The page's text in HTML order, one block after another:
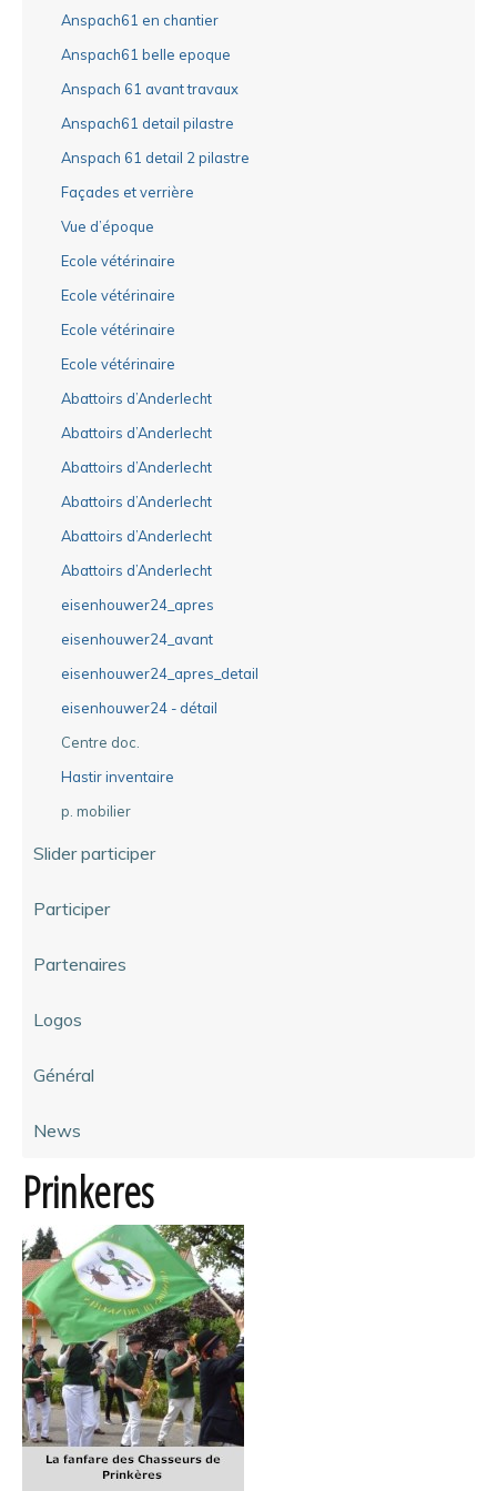
Anspach61 en chantier
Anspach61 belle epoque
Anspach 61 avant travaux
Anspach61 detail pilastre
Anspach 61 detail 2 pilastre
Façades et verrière
Vue d’époque
Ecole vétérinaire
Ecole vétérinaire
Ecole vétérinaire
Ecole vétérinaire
Abattoirs d’Anderlecht
Abattoirs d’Anderlecht
Abattoirs d’Anderlecht
Abattoirs d’Anderlecht
Abattoirs d’Anderlecht
Abattoirs d’Anderlecht
eisenhouwer24_apres
eisenhouwer24_avant
eisenhouwer24_apres_detail
eisenhouwer24 - détail
Centre doc.
Hastir inventaire
p. mobilier
Slider participer
Participer
Partenaires
Logos
Général
News
Prinkeres